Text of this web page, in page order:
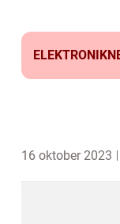
16 oktober 2023